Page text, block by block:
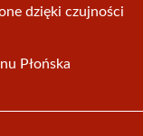
dzięki czujności
Płońska